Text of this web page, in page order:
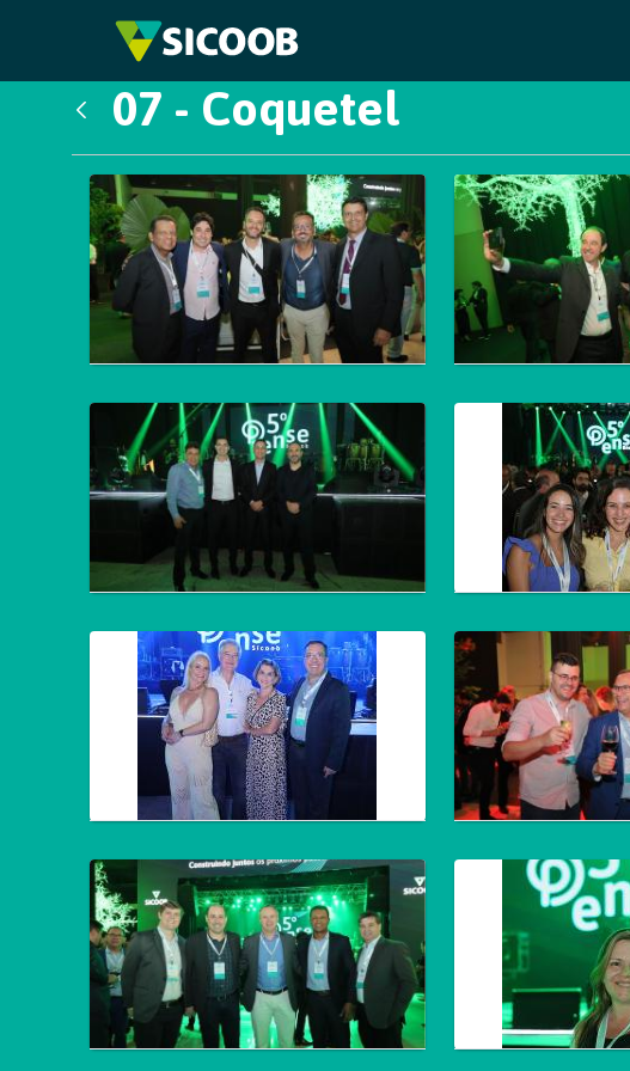
Pular para o Conteúdo principal
07 - Coquetel
Galeria de Mídias